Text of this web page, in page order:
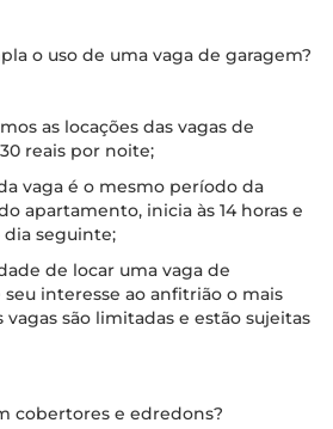
o uso de uma vaga de garagem?
as locações das vagas de
reais por noite;
vaga é o mesmo período da
apartamento, inicia às 14 horas e
dia seguinte;
de locar uma vaga de
interesse ao anfitrião o mais
vagas são limitadas e estão sujeitas
cobertores e edredons?